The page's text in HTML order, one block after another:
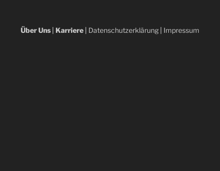
Über Uns Karriere Datenschutzerklärung Impressum